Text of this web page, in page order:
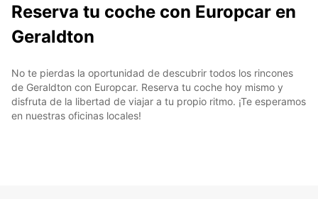
Reserva tu coche con Europcar en
Geraldton
No te pierdas la oportunidad de descubrir todos los rincones
de Geraldton con Europcar. Reserva tu coche hoy mismo y
disfruta de la libertad de viajar a tu propio ritmo. ¡Te esperamos
en nuestras oficinas locales!